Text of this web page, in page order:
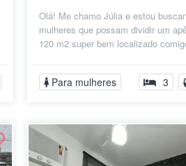
Olá! Me chamo Júlia e estou
mulheres que possam dividir um
120 m2 super bem localizado
Para mulheres 3